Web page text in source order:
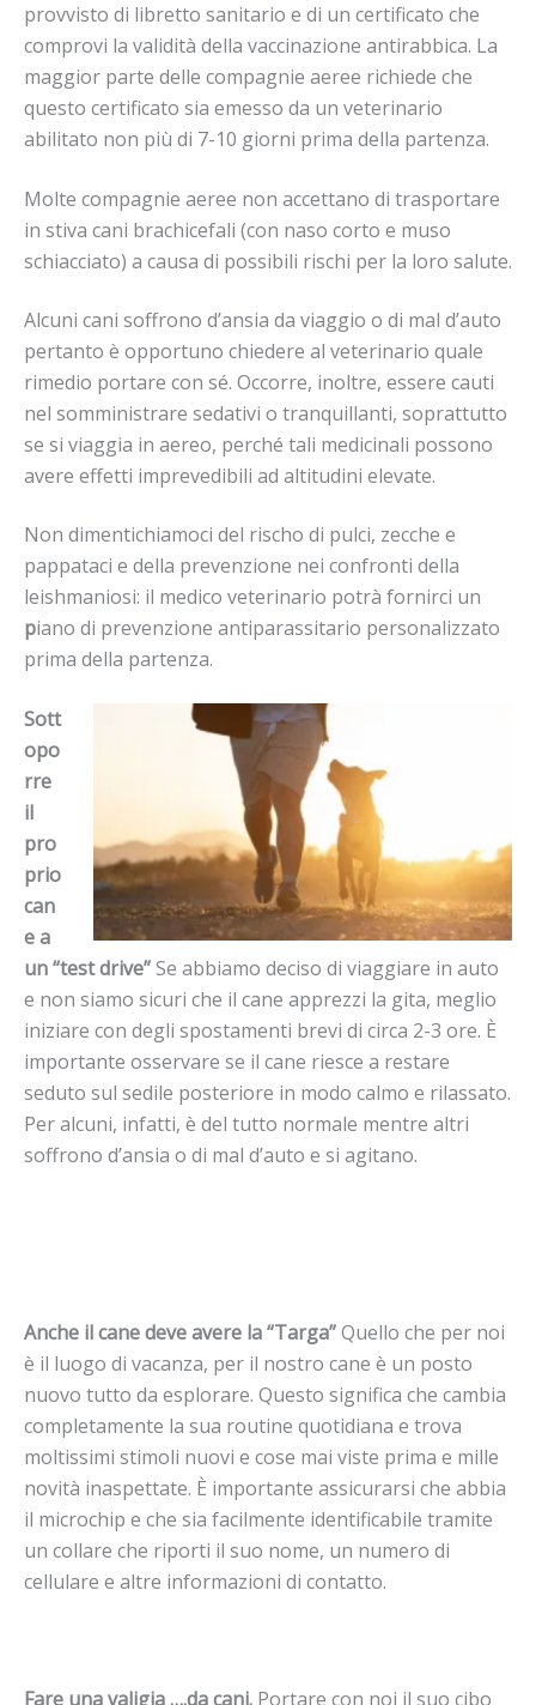
provvisto di libretto sanitario e di un certificato che
comprovi la validità della vaccinazione antirabbica. La
maggior parte delle compagnie aeree richiede che
questo certificato sia emesso da un veterinario
abilitato non più di 7-10 giorni prima della partenza.
Molte compagnie aeree non accettano di trasportare
in stiva cani brachicefali (con naso corto e muso
schiacciato) a causa di possibili rischi per la loro salute.
Alcuni cani soffrono d’ansia da viaggio o di mal d’auto
pertanto è opportuno chiedere al veterinario quale
rimedio portare con sé. Occorre, inoltre, essere cauti
nel somministrare sedativi o tranquillanti, soprattutto
se si viaggia in aereo, perché tali medicinali possono
avere effetti imprevedibili ad altitudini elevate.
Non dimentichiamoci del rischo di pulci, zecche e
pappataci e della prevenzione nei confronti della
leishmaniosi: il medico veterinario potrà fornirci un
piano di prevenzione antiparassitario personalizzato
prima della partenza.
Sott
opo
rre
il
pro
prio
can
e a
un “test drive”Se abbiamo deciso di viaggiare in auto
e non siamo sicuri che il cane apprezzi la gita, meglio
iniziare con degli spostamenti brevi di circa 2-3 ore. È
importante osservare se il cane riesce a restare
seduto sul sedile posteriore in modo calmo e rilassato.
Per alcuni, infatti, è del tutto normale mentre altri
soffrono d’ansia o di mal d’auto e si agitano.
Anche il cane deve avere la “Targa”Quello che per noi
è il luogo di vacanza, per il nostro cane è un posto
nuovo tutto da esplorare. Questo significa che cambia
completamente la sua routine quotidiana e trova
moltissimi stimoli nuovi e cose mai viste prima e mille
novità inaspettate. È importante assicurarsi che abbia
il microchip e che sia facilmente identificabile tramite
un collare che riporti il suo nome, un numero di
cellulare e altre informazioni di contatto.
Fare una valigia ….da cani. Portare con noi il suo cibo